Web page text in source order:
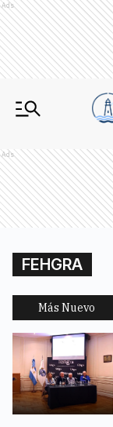
Ads
Ads
FEHGRA
Más Nuevo